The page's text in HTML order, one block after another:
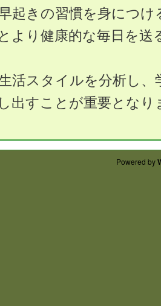
起きの習慣を身につ
より健康的な毎日を送
活スタイルを分析し
出すことが重要となり
Powered by